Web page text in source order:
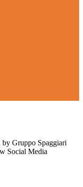
Gruppo Spaggiari
Social Media